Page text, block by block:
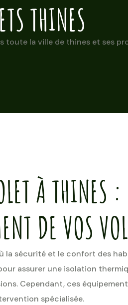
THINES
toute la ville de thines et ses
À THINES
DE VOS
la sécurité et le confort des
assurer une isolation
Cependant, ces
spécialisée.